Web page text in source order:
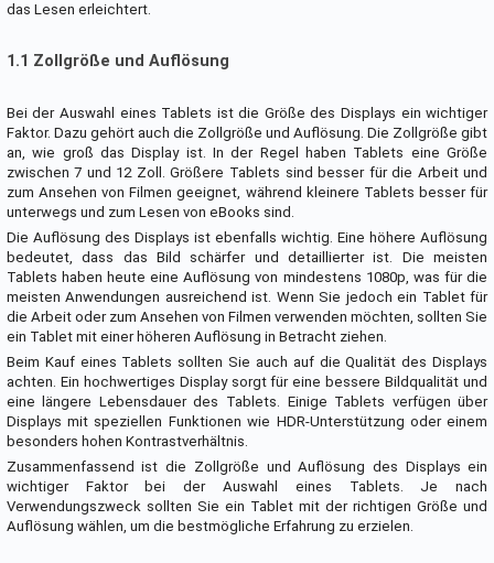
das Lesen erleichtert.
1.1 Zollgröße und Auflösung
Bei der Auswahl eines Tablets ist die Größe des Displays ein wichtiger
Faktor. Dazu gehört auch die Zollgröße und Auflösung. Die Zollgröße gibt
an, wie groß das Display ist. In der Regel haben Tablets eine Größe
zwischen 7 und 12 Zoll. Größere Tablets sind besser für die Arbeit und
zum Ansehen von Filmen geeignet, während kleinere Tablets besser für
unterwegs und zum Lesen von eBooks sind.
Die Auflösung des Displays ist ebenfalls wichtig. Eine höhere Auflösung
bedeutet, dass das Bild schärfer und detaillierter ist. Die meisten
Tablets haben heute eine Auflösung von mindestens 1080p, was für die
meisten Anwendungen ausreichend ist. Wenn Sie jedoch ein Tablet für
die Arbeit oder zum Ansehen von Filmen verwenden möchten, sollten Sie
ein Tablet mit einer höheren Auflösung in Betracht ziehen.
Beim Kauf eines Tablets sollten Sie auch auf die Qualität des Displays
achten. Ein hochwertiges Display sorgt für eine bessere Bildqualität und
eine längere Lebensdauer des Tablets. Einige Tablets verfügen über
Displays mit speziellen Funktionen wie HDR-Unterstützung oder einem
besonders hohen Kontrastverhältnis.
Zusammenfassend ist die Zollgröße und Auflösung des Displays ein
wichtiger Faktor bei der Auswahl eines Tablets. Je nach
Verwendungszweck sollten Sie ein Tablet mit der richtigen Größe und
Auflösung wählen, um die bestmögliche Erfahrung zu erzielen.